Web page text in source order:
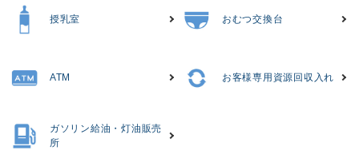
授乳室 おむつ交換台
ATM お客様専用資源回収入れ
ガソリン給油・灯油販売
所